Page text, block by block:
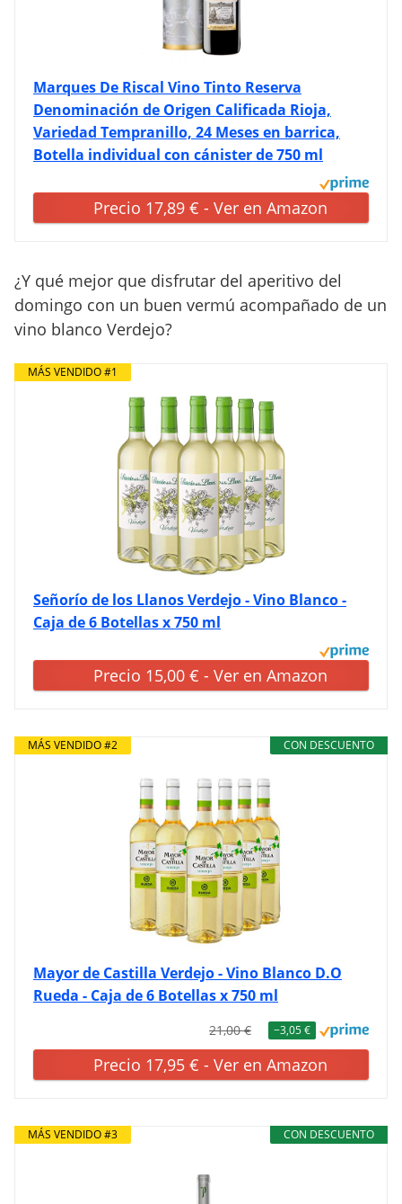
Marques De Riscal Vino Tinto Reserva
Denominación de Origen Calificada Rioja,
Variedad Tempranillo, 24 Meses en barrica,
Botella individual con cánister de 750 ml
Precio 17,89 € - Ver en Amazon
¿Y qué mejor que disfrutar del aperitivo del
domingo con un buen vermú acompañado de un
vino blanco Verdejo?
MÁS VENDIDO #1
Señorío de los Llanos Verdejo - Vino Blanco -
Caja de 6 Botellas x 750 ml
Precio 15,00 € - Ver en Amazon
CON DESCUENTO
MÁS VENDIDO #2
Mayor de Castilla Verdejo - Vino Blanco D.O
Rueda - Caja de 6 Botellas x 750 ml
21,00 € −3,05 €
Precio 17,95 € - Ver en Amazon
CON DESCUENTO
MÁS VENDIDO #3